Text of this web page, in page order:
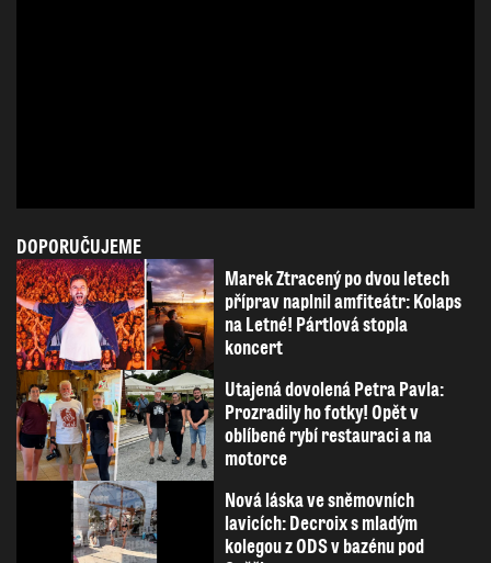
DOPORUČUJEME
Marek Ztracený po dvou letech
příprav naplnil amfiteátr: Kolaps
na Letné! Pártlová stopla
koncert
Utajená dovolená Petra Pavla:
Prozradily ho fotky! Opět v
oblíbené rybí restauraci a na
motorce
Nová láska ve sněmovních
lavicích: Decroix s mladým
kolegou z ODS v bazénu pod